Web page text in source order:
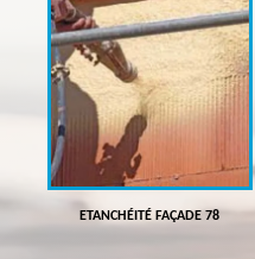
ETANCHÉITÉ FAÇADE 78